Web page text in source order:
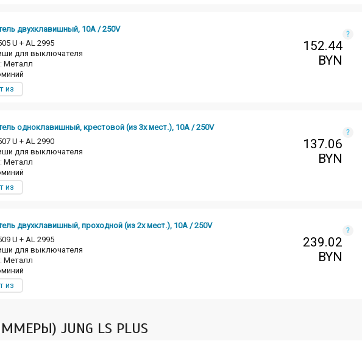
двухклавишный, 10А / 250V
U + AL 2995
для выключателя
Металл
из
152.44
BYN
?
одноклавишный, крестовой (из 3х мест.), 10А / 250V
U + AL 2990
для выключателя
Металл
из
137.06
BYN
?
двухклавишный, проходной (из 2х мест.), 10А / 250V
U + AL 2995
для выключателя
Металл
из
239.02
BYN
?
JUNG LS PLUS